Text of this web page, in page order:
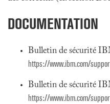
DOCUMENTATION
Bulletin de sécurité
https://www.ibm.com/
Bulletin de sécurité
https://www.ibm.com/